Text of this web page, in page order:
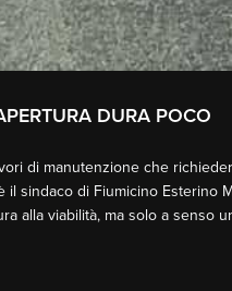
DURA POCO
di manutenzione che
sindaco di Fiumicino
alla viabilità, ma solo a senso